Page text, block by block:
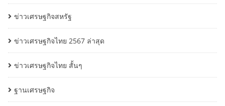
ข่าวเศรษฐกิจสหรัฐ
ข่าวเศรษฐกิจไทย 2567 ล่าสุด
ข่าวเศรษฐกิจไทย สั้นๆ
ฐานเศรษฐกิจ